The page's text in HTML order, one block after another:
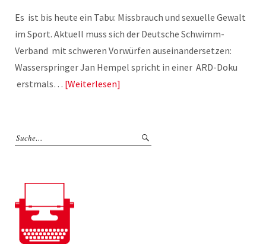
Es ist bis heute ein Tabu: Missbrauch und sexuelle Gewalt
im Sport. Aktuell muss sich der Deutsche Schwimm-
Verband mit schweren Vorwürfen auseinandersetzen:
Wasserspringer Jan Hempel spricht in einer ARD-Doku
erstmals… Weiterlesen